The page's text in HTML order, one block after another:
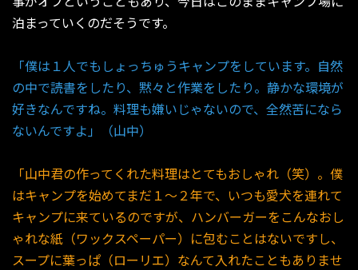
泊まっていくのだそうです。
「僕は１人でもしょっちゅうキャンプをしています。自然
の中で読書をしたり、黙々と作業をしたり。静かな環境が
好きなんですね。料理も嫌いじゃないので、全然苦になら
ないんですよ」（山中）
「山中君の作ってくれた料理はとてもおしゃれ（笑）。僕
はキャンプを始めてまだ１〜２年で、いつも愛犬を連れて
キャンプに来ているのですが、ハンバーガーをこんなおし
ゃれな紙（ワックスペーパー）に包むことはないですし、
スープに葉っぱ（ローリエ）なんて入れたこともありませ